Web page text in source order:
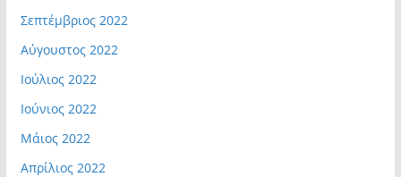
Σεπτέμβριος 2022
Αύγουστος 2022
Ιούλιος 2022
Ιούνιος 2022
Μάιος 2022
Απρίλιος 2022